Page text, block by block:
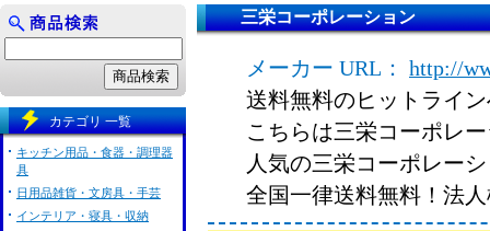
三栄コーポレーション
メーカー URL：
http://
送料無料のヒットライ
こちらは三栄コーポレ
人気の三栄コーポレー
全国一律送料無料！法
カテゴリ 一覧
キッチン用品・食器・調理器
具
日用品雑貨・文房具・手芸
インテリア・寝具・収納